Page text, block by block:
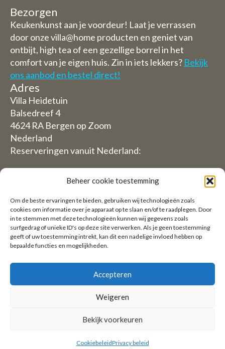
Beheer cookie toestemming
Om de beste ervaringen te bieden, gebruiken wij technologieën zoals
cookies om informatie over je apparaat op te slaan en/of te raadplegen. Door
in te stemmen met deze technologieën kunnen wij gegevens zoals
surfgedrag of unieke ID's op deze site verwerken. Als je geen toestemming
geeft of uw toestemming intrekt, kan dit een nadelige invloed hebben op
bepaalde functies en mogelijkheden.
Accepteren
Weigeren
Bekijk voorkeuren
CookiebeleidPrivacy beleid
Bezorgen
Keukenkunst aan je voordeur! Laat je verrassen
door onze villa@home producten en geniet van
ontbijt, high tea of een gezellige borrel in het
comfort van je eigen huis. Zin in iets lekkers? Bekijk
ons aanbod en bestel direct!
Adres
Villa Heidetuin
Balsedreef 4
4624 RA Bergen op Zoom
Nederland
Reserveringen vanuit Nederland:
06-19117004
Netherlands)
+31 (0)619117004
Email:welkom@villaheidetuin.nl
Copyright ©2026 Villa Heidetuin — Alle rechten